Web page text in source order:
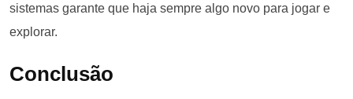
sistemas garante que haja sempre algo novo para jogar e
explorar.
Conclusão